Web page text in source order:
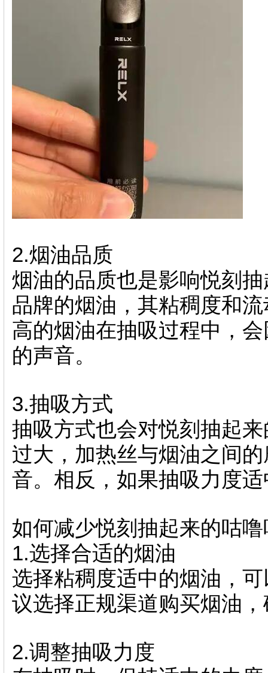
2.烟油品质
烟油的品质也是影响悦刻
品牌的烟油，其粘稠度和
高的烟油在抽吸过程中，
的声音。
3.抽吸方式
抽吸方式也会对悦刻抽起
过大，加热丝与烟油之间
音。相反，如果抽吸力度
如何减少悦刻抽起来的咕
1.选择合适的烟油
选择粘稠度适中的烟油，
议选择正规渠道购买烟油
2.调整抽吸力度